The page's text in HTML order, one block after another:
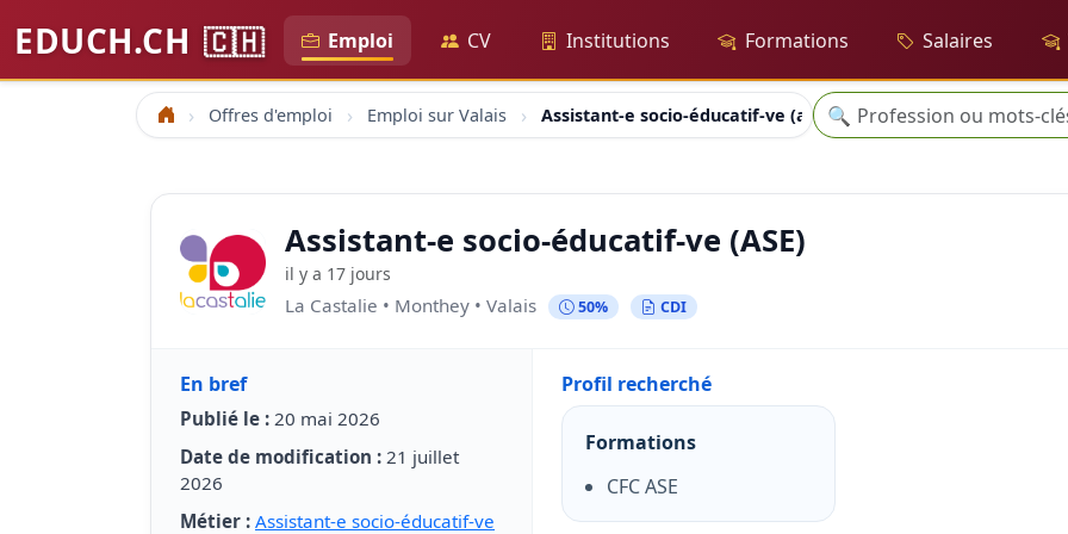
EDUCH.CH 🇨🇭 Emploi CV Institutions Formations Salaires
Accueil Offres d'emploi Emploi sur Valais Assistant-e socio-éducatif-ve (ase)Recherche
🔍
Assistant-e socio-éducatif-ve (ASE)
il y a 17 jours
La Castalie • Monthey • Valais 50% CDI
En bref
Publié le : 20 mai 2026
Date de modification : 21 juillet
2026
Métier : Assistant-e socio-éducatif-ve
Profil recherché
Formations
CFC ASE